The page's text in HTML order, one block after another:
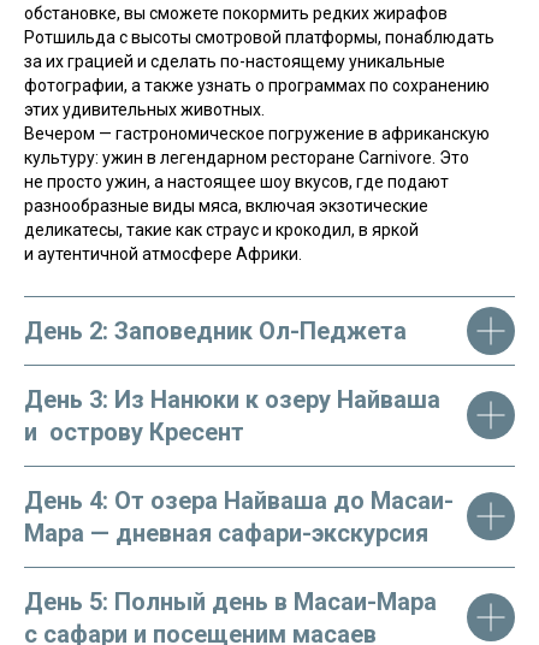
обстановке, вы сможете покормить редких жирафов
Ротшильда с высоты смотровой платформы, понаблюдать
за их грацией и сделать по-настоящему уникальные
фотографии, а также узнать о программах по сохранению
этих удивительных животных.
Вечером — гастрономическое погружение в африканскую
культуру: ужин в легендарном ресторане Carnivore. Это
не просто ужин, а настоящее шоу вкусов, где подают
разнообразные виды мяса, включая экзотические
деликатесы, такие как страус и крокодил, в яркой
и аутентичной атмосфере Африки.
День 2: Заповедник Ол-Педжета
День 3: Из Нанюки к озеру Найваша
и острову Кресент
День 4: От озера Найваша до Масаи-
Мара — дневная сафари-экскурсия
День 5: Полный день в Масаи-Мара
с сафари и посещеним масаев
Нужна помощь в выборе? Наша
команда может помочь! Нажмите
на кнопку и заполните форму,
ПОМОЧЬ МНЕ